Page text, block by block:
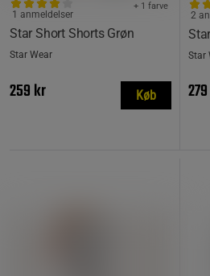
Star Short Shorts Grøn
+ 1 farve
1 anmeldelser
Star Wear
259 kr Køb
2
Star